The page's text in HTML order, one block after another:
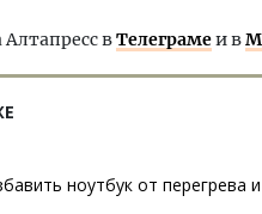
вТелеграмеи в
ноутбук от перегрева